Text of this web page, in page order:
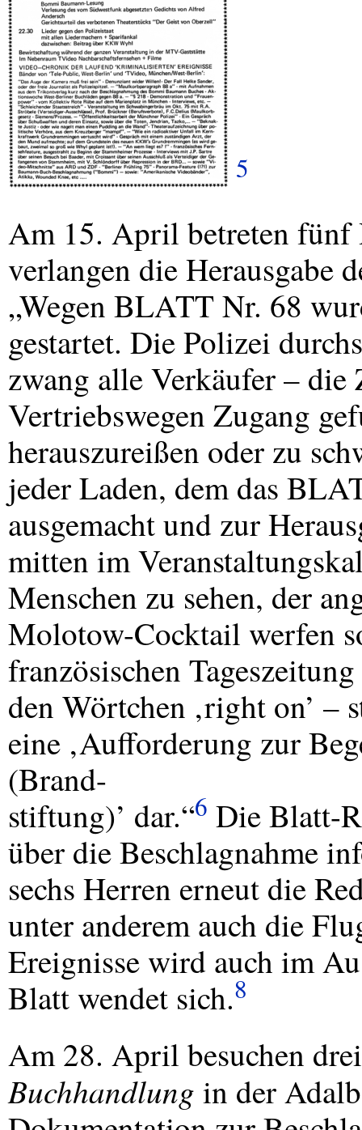
5
Am 15. April betreten fünf
verlangen die Herausgabe
„Wegen BLATTNr. 68
gestartet. Die Polizei
zwang alle Verkäufer –
Vertriebswegen Zugang
herauszureißen oder zu
jeder Laden, dem das
ausgemacht und zur
mitten im
Menschen zu sehen, der
Molotow-Cocktail werfen
französischen
den Wörtchen ‚right on’
eine ‚Aufforderung zur
(Brand-
stiftung)’ dar.“6 Die Blatt-
über die Beschlagnahme
sechs Herren erneut die
unter anderem auch die
Ereignisse wird auch im
Blatt wendet sich.8
Am 28. April besuchen
Buchhandlung in der